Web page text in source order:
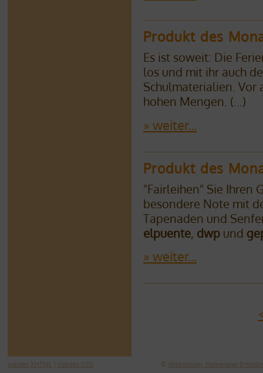
Produkt des
Es ist soweit: Die
los und mit ihr auch
Schulmaterialien. Vor
hohen Mengen. (...)
» weiter...
Produkt des
"Fairleihen" Sie Ihren
besondere Note mit
Tapenaden und
elpuente, dwp und
» weiter...
valides XHTML Valides CSS © Webdesign, Homepage-